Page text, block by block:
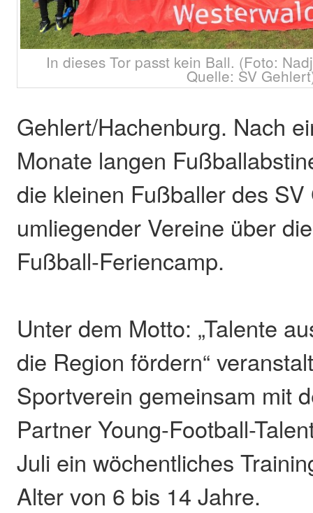
In dieses Tor passt kein Ball. (Foto:
Quelle: SV
Gehlert/Hachenburg. Nach
Monate langen
die kleinen Fußballer des
umliegender Vereine über
Fußball-Feriencamp.
Unter dem Motto: „Talente
die Region fördern“
Sportverein gemeinsam mit
Partner Young-Football-
Juli ein wöchentliches
Alter von 6 bis 14 Jahre.